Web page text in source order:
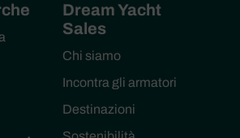
Dream Yacht
Sales
Chi siamo
Incontra gli armatori
Destinazioni